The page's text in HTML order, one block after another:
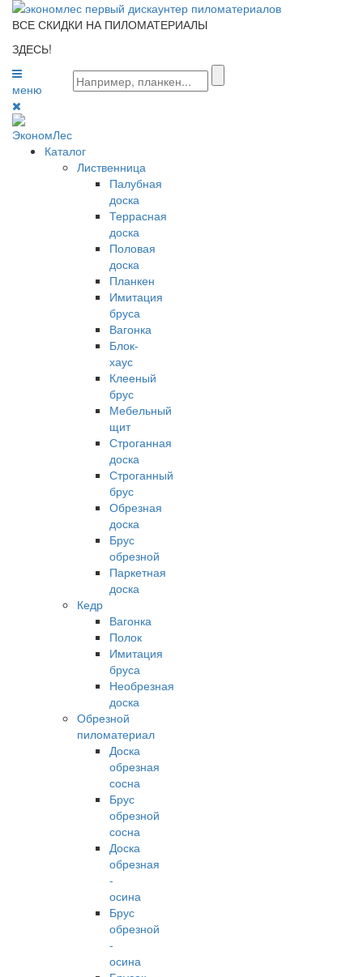
ВСЕ СКИДКИ НА ПИЛОМАТЕРИАЛЫ
ЗДЕСЬ!
меню
Каталог
Лиственница
Палубная
доска
Террасная
доска
Половая
доска
Планкен
Имитация
бруса
Вагонка
Блок-
хаус
Клееный
брус
Мебельный
щит
Строганная
доска
Строганный
брус
Обрезная
доска
Брус
обрезной
Паркетная
доска
Кедр
Вагонка
Полок
Имитация
бруса
Необрезная
доска
Обрезной
пиломатериал
Доска
обрезная
сосна
Брус
обрезной
сосна
Доска
обрезная
-
осина
Брус
обрезной
-
осина